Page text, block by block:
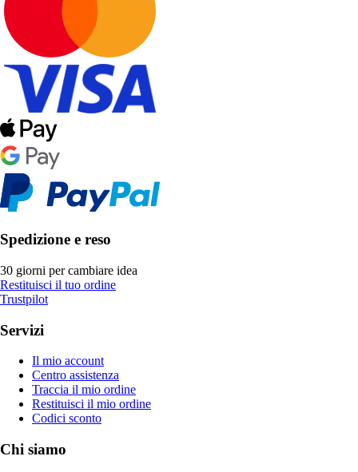
Spedizione e reso
30 giorni per cambiare idea
Restituisci il tuo ordine
Trustpilot
Servizi
Il mio account
Centro assistenza
Traccia il mio ordine
Restituisci il mio ordine
Codici sconto
Chi siamo